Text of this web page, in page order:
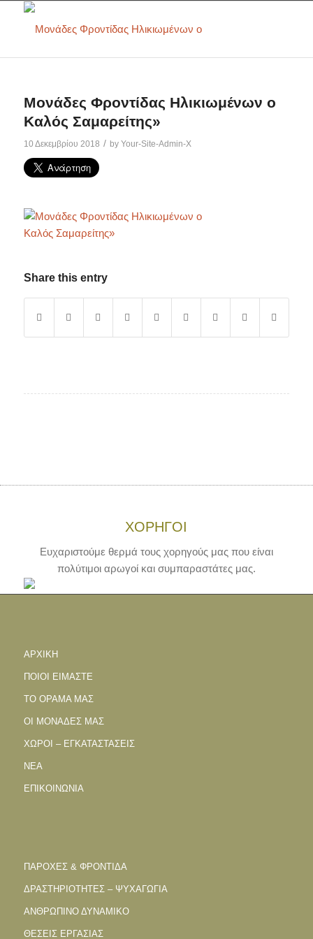
Μονάδες Φροντίδας Ηλικιωμένων ο
Καλός Σαμαρείτης»
10 Δεκεμβρίου 2018 / by Your-Site-Admin-X
Share this entry
ΧΟΡΗΓΟΙ
Ευχαριστούμε θερμά τους χορηγούς μας που είναι
πολύτιμοι αρωγοί και συμπαραστάτες μας.
ΑΡΧΙΚΗ
ΠΟΙΟΙ ΕΙΜΑΣΤΕ
ΤΟ ΟΡΑΜΑ ΜΑΣ
ΟΙ ΜΟΝΑΔΕΣ ΜΑΣ
ΧΩΡΟΙ – ΕΓΚΑΤΑΣΤΑΣΕΙΣ
ΝΕΑ
ΕΠΙΚΟΙΝΩΝΙΑ
ΠΑΡΟΧΕΣ & ΦΡΟΝΤΙΔΑ
ΔΡΑΣΤΗΡΙΟΤΗΤΕΣ – ΨΥΧΑΓΩΓΙΑ
ΑΝΘΡΩΠΙΝΟ ΔΥΝΑΜΙΚΟ
ΘΕΣΕΙΣ ΕΡΓΑΣΙΑΣ